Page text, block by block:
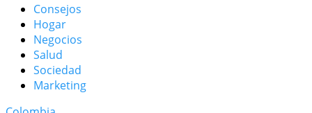
Consejos
Hogar
Negocios
Salud
Sociedad
Marketing